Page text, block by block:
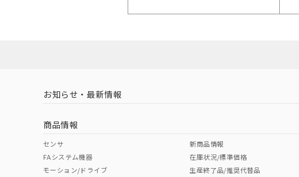
お知らせ・最新情報
商品情報
センサ
FAシステム機器
モーション/ドライブ
新商品情報
在庫状況/標準価格
生産終了品/推奨代替品